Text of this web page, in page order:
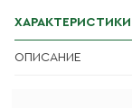
ХАРАКТЕРИСТИКИ
ОПИСАНИЕ